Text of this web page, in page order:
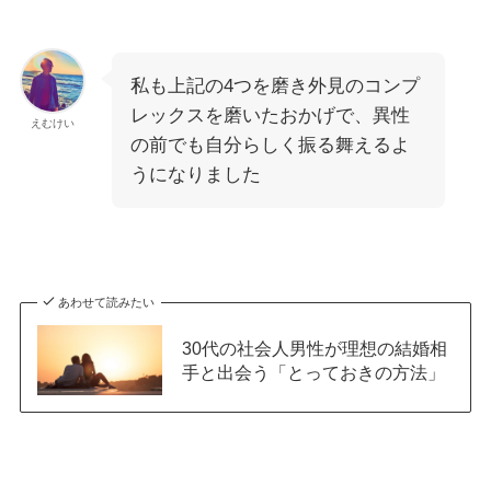
えむけい
私も上記の4つを磨き外見のコンプ
レックスを磨いたおかげで、異性
の前でも自分らしく振る舞えるよ
うになりました
あわせて読みたい
30代の社会人男性が理想の結婚相
手と出会う「とっておきの方法」